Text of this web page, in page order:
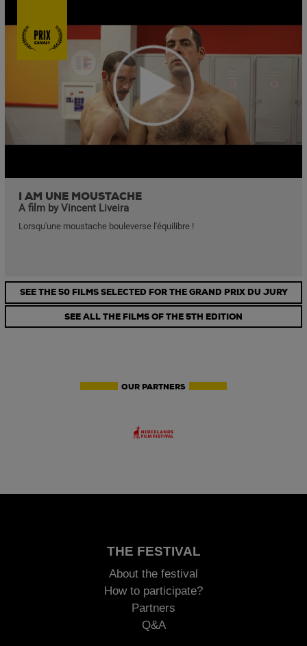
I AM UNE MOUSTACHE
A film by Vincent Liveira
Lorsqu'une moustache bouleverse l'équilibre !
SEE THE 50 FILMS SELECTED FOR THE GRAND PRIX DU JURY
SEE ALL THE FILMS OF THE 5TH EDITION
OUR PARTNERS
THE FESTIVAL
About the festival
How to participate?
Partners
Q&A